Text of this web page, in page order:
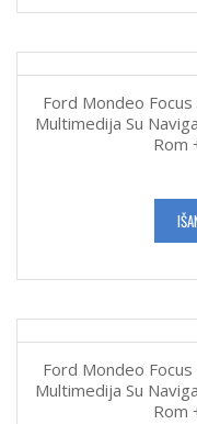
Ford Mondeo
Multimedija Su
Rom
Ford Mondeo
Multimedija Su
Rom